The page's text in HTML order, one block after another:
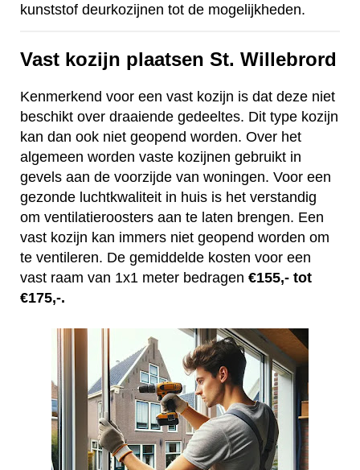
kunststof deurkozijnen tot de mogelijkheden.
Vast kozijn plaatsen St. Willebrord
Kenmerkend voor een vast kozijn is dat deze niet
beschikt over draaiende gedeeltes. Dit type kozijn
kan dan ook niet geopend worden. Over het
algemeen worden vaste kozijnen gebruikt in
gevels aan de voorzijde van woningen. Voor een
gezonde luchtkwaliteit in huis is het verstandig
om ventilatieroosters aan te laten brengen. Een
vast kozijn kan immers niet geopend worden om
te ventileren. De gemiddelde kosten voor een
vast raam van 1x1 meter bedragen €155,- tot
€175,-.